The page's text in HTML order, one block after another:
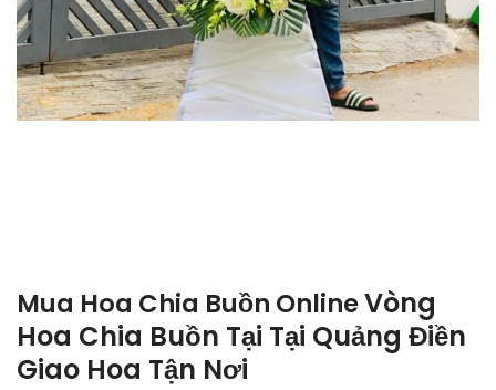
Mua Hoa Chia Buồn OnlineVòng
Hoa Chia Buồn Tại Tại Quảng Điền
Giao Hoa Tận Nơi